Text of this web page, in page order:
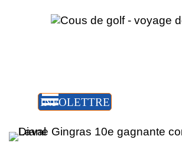
Accueil
INFOLETTRE
Sauter le menu